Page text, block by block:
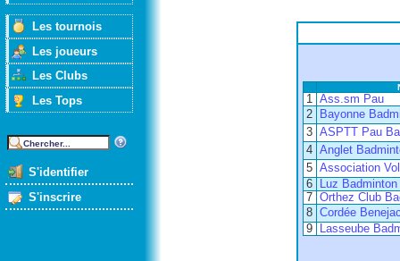
Les tournois
Les joueurs
Les Clubs
Les Tops
S'identifier
S'inscrire
1 Ass.sm Pau
2
Bayonne
3 ASPTT Pau
4 Anglet
5 Association
6
Luz Badminton
7 Orthez Club
8 Cordée
9
Lasseube